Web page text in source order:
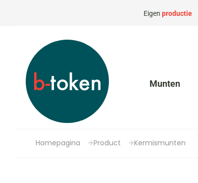
Eigen productie
Munten
Homepagina Product Kermismunten